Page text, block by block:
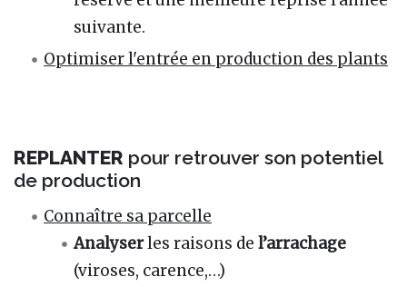
suivante.
Optimiser l'entrée en production des plants
REPLANTER pour retrouver son potentiel
de production
Connaître sa parcelle
Analyserles raisons del’arrachage
(viroses, carence,…)